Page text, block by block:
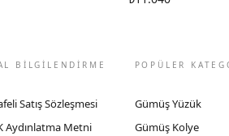
BİLGİLENDİRME
Satış Sözleşmesi
Aydınlatma Metni
POPÜLER
Gümüş Yüzük
Gümüş Kolye